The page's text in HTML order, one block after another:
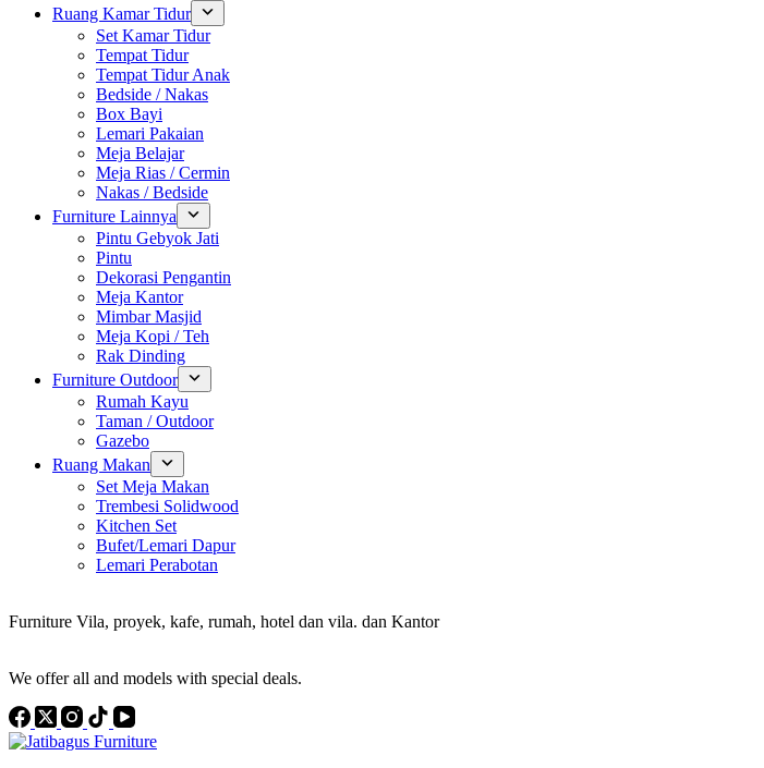
Ruang Kamar Tidur
Set Kamar Tidur
Tempat Tidur
Tempat Tidur Anak
Bedside / Nakas
Box Bayi
Lemari Pakaian
Meja Belajar
Meja Rias / Cermin
Nakas / Bedside
Furniture Lainnya
Pintu Gebyok Jati
Pintu
Dekorasi Pengantin
Meja Kantor
Mimbar Masjid
Meja Kopi / Teh
Rak Dinding
Furniture Outdoor
Rumah Kayu
Taman / Outdoor
Gazebo
Ruang Makan
Set Meja Makan
Trembesi Solidwood
Kitchen Set
Bufet/Lemari Dapur
Lemari Perabotan
Furniture Vila, proyek, kafe, rumah, hotel dan vila. dan Kantor
We offer all and models with special deals.